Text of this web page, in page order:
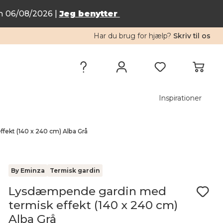
06/08/2026 | Jeg benytter
Har du brug for hjælp? Skriv til os
Inspirationer
(140 x 240 cm) Alba Grå
By Eminza Termisk gardin
Lysdæmpende gardin med
termisk effekt (140 x 240 cm)
Alba Grå